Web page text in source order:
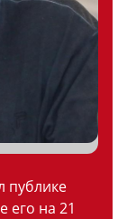
публике
его на 21